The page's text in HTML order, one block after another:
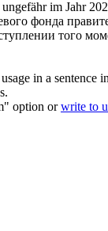
im Jahr
фонда
того
in a sentence
option orwrite to